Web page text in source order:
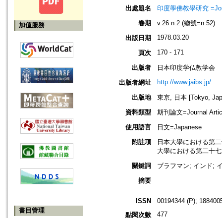
加值服務
書目管理
出處題名
印度學佛教學研究
卷期
v.26 n.2 (總號=n.52)
出版日期
1978.03.20
頁次 170 - 171
出版者
日本印度学仏教学会
出版者網址
http://www.jaibs.jp/
出版地
東京, 日本 [Tokyo,
資料類型
期刊論文=Journal
使用語言
日文=Japanese
附註項
日本大學における第
大學における第二十
關鍵詞
ブラフマン; インド;
摘要
ISSN
00194344 (P);
點閱次數
477